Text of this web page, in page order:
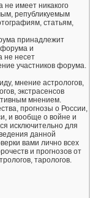
имеет никакого
републикуемым
статьям,
принадлежит
и
не несет
участников форума.
мнение астрологов,
экстрасенсов
мнением.
прогнозы о России,
и вообще о войне и
исключительно для
данной
вами лично всех
и прогнозов от
тарологов.